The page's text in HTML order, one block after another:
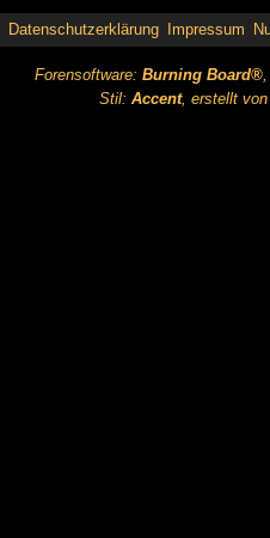
Datenschutzerklärung Impressum
Forensoftware: Burning Board®,
Stil: Accent, erstellt von